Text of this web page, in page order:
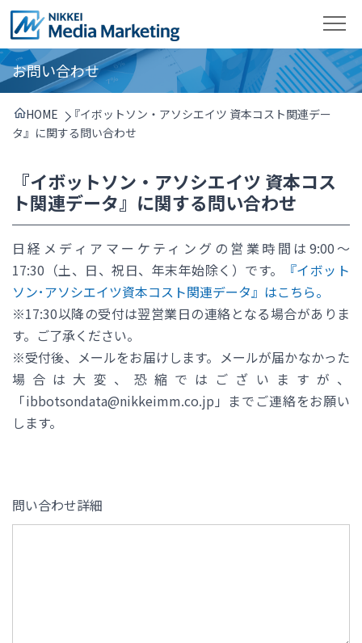
お問い合わせ
HOME
『イボットソン・アソシエイツ 資本コスト関連デー
タ』に関する問い合わせ
『イボットソン・アソシエイツ 資本コス
ト関連データ』に関する問い合わせ
日経メディアマーケティングの営業時間は9:00～
17:30（土、日、祝日、年末年始除く）です。
『イボット
ソン･アソシエイツ資本コスト関連データ』はこちら。
※17:30以降の受付は翌営業日の連絡となる場合がありま
す。ご了承ください。
※受付後、メールをお届けします。メールが届かなかった
場合は大変、恐縮ではございますが、
「ibbotsondata@nikkeimm.co.jp」までご連絡をお願い
します。
問い合わせ詳細